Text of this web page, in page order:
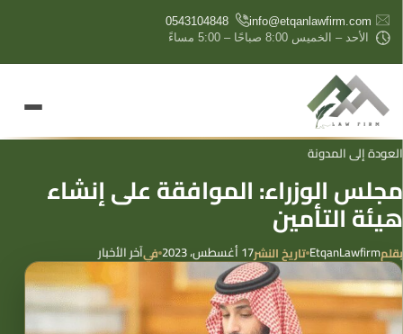
content
info@etqanlawfirm.com
0543104848
الأحد – الخميس 8:00 صباحًا – 5:00 مساءً
العودة إلى المدونة
مجلس الوزراء: الموافقة على إنشاء
هيئة التأمين
بقلمEtqanLawfirm تاريخ النشر17 أغسطس، 2023 فيآخر الأخبار